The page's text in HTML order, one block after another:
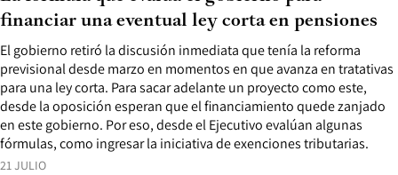
21 JULIO
El gobierno retiró la discusión inmediata que tenía la reforma
previsional desde marzo en momentos en que avanza en tratativas
para una ley corta. Para sacar adelante un proyecto como este,
desde la oposición esperan que el financiamiento quede zanjado
en este gobierno. Por eso, desde el Ejecutivo evalúan algunas
fórmulas, como ingresar la iniciativa de exenciones tributarias.
financiar una eventual ley corta en pensiones